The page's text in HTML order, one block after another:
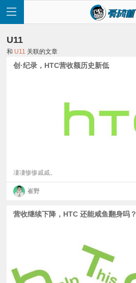
讯
评
测
频
U11
和 U11 关联的文章
创·纪录，HTC营收额历史新低
凄凄惨惨戚戚。
崔野
营收继续下降，HTC 还能咸鱼翻身吗？